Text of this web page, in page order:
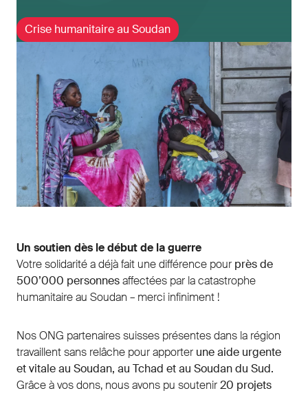
Crise humanitaire au Soudan
Un soutien dès le début de la guerre
Votre solidarité a déjà fait une différence pour près de
500’000 personnesaffectées par la catastrophe
humanitaire au Soudan – merci infiniment !
Nos ONG partenaires suisses présentes dans la région
travaillent sans relâche pour apporter une aide urgente
et vitale au Soudan, au Tchad et au Soudan du Sud.
Grâce à vos dons, nous avons pu soutenir20 projets